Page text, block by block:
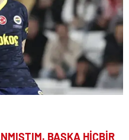
BAŞKA HİÇBİR